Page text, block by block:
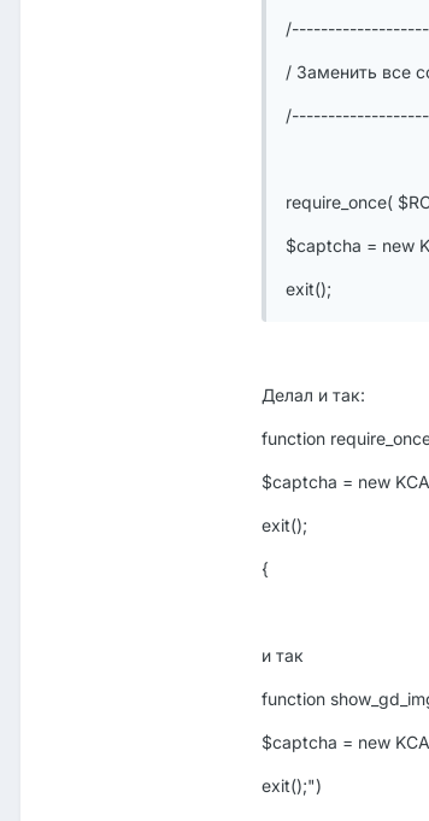
/ Заменить все
require_once(
$captcha = new
exit();
Делал и так:
function
$captcha = new
exit();
{
и так
function
$captcha = new
exit();")